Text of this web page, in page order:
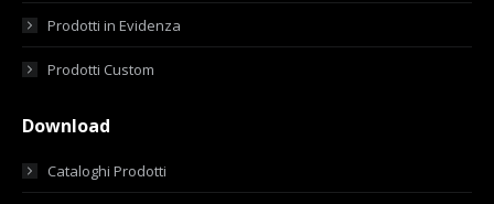
Prodotti in Evidenza
Prodotti Custom
Download
Cataloghi Prodotti